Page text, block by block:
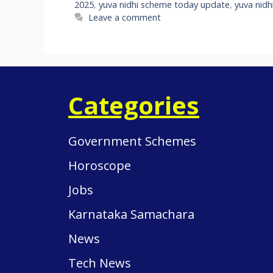
2025, yuva nidhi scheme today update, yuva
Leave a comment
Categories
Government Schemes
Horoscope
Jobs
Karnataka Samachara
News
Tech News